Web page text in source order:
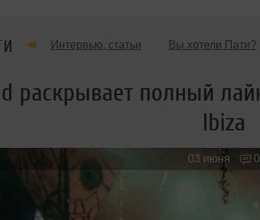
Интервью, статьи Вы хотели Пати?
раскрывает полный
Ibiza
03 июня 0